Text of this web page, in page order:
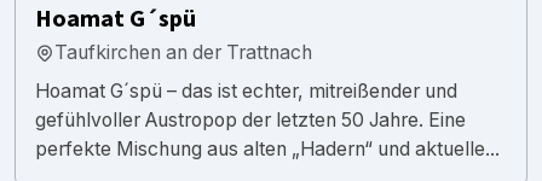
Hoamat G´spü
Taufkirchen an der Trattnach
Hoamat G´spü – das ist echter, mitreißender und
gefühlvoller Austropop der letzten 50 Jahre. Eine
perfekte Mischung aus alten „Hadern“ und aktuelle...